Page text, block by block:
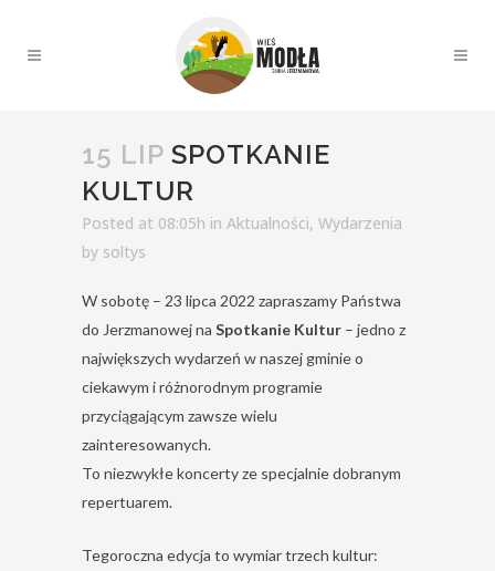
15 LIP SPOTKANIE
KULTUR
Posted at 08:05h in Aktualności, Wydarzenia
by soltys
W sobotę – 23 lipca 2022 zapraszamy Państwa
do Jerzmanowej na Spotkanie Kultur – jedno z
największych wydarzeń w naszej gminie o
ciekawym i różnorodnym programie
przyciągającym zawsze wielu
zainteresowanych.
To niezwykłe koncerty ze specjalnie dobranym
repertuarem.
Tegoroczna edycja to wymiar trzech kultur: